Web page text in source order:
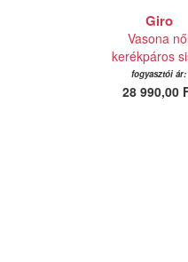
Giro
Vasona
kerékpáros
fogyasztói ár:
28 990,00